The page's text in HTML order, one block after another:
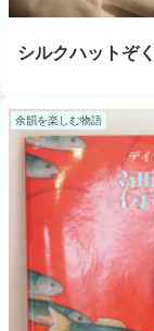
シルクハットぞ
余韻を楽しむ物語